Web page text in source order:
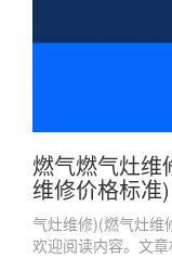
燃气燃气灶维
维修价格标准)
气灶维修)(燃气灶维
欢迎阅读内容。文